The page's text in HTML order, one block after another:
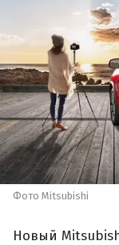
Фото Mitsubishi
Новый